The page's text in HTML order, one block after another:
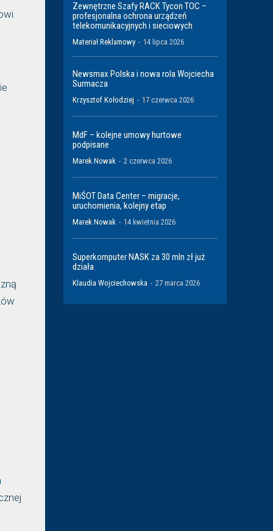
Zewnętrzne Szafy RACK Tycon TOC –
profesjonalna ochrona urządzeń
telekomunikacyjnych i sieciowych
Materiał Reklamowy - 14 lipca 2026
Newsmax Polska i nowa rola Wojciecha
Surmacza
Krzysztof Kołodziej - 17 czerwca 2026
MdF – kolejne umowy hurtowe
podpisane
Marek Nowak - 2 czerwca 2026
MiŚOT Data Center – migracje,
uruchomienia, kolejny etap
Marek Nowak - 14 kwietnia 2026
Superkomputer NASK za 30 mln zł już
działa
Klaudia Wojciechowska - 27 marca 2026